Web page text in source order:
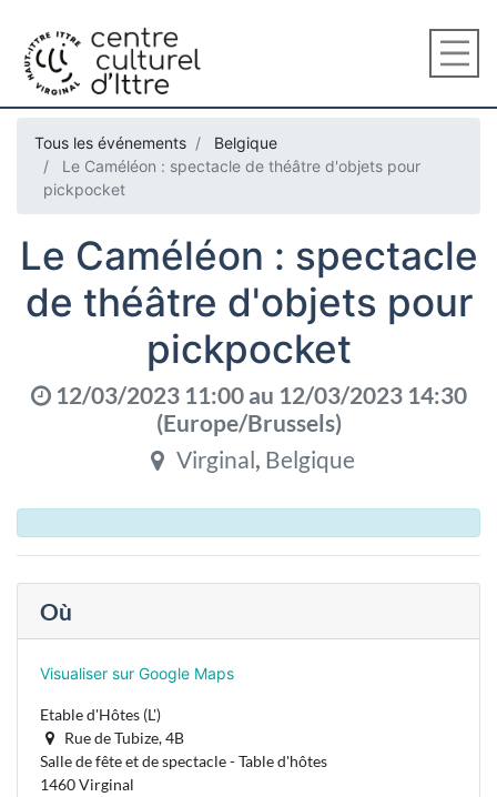
Tous les événements
Belgique
Le Caméléon : spectacle de théâtre d'objets pour
pickpocket
Le Caméléon : spectacle
de théâtre d'objets pour
pickpocket
12/03/2023 11:00au 12/03/2023 14:30
(Europe/Brussels)
Virginal, Belgique
Où
Visualiser sur Google Maps
Etable d'Hôtes (L')
Rue de Tubize, 4B
Salle de fête et de spectacle - Table d'hôtes
1460 Virginal